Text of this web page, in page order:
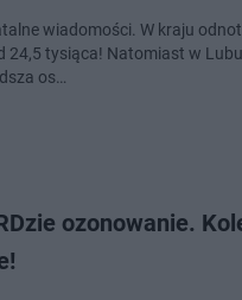
wiadomości. W kraju
24,5 tysiąca! Natomiast w
os…
ozonowanie.